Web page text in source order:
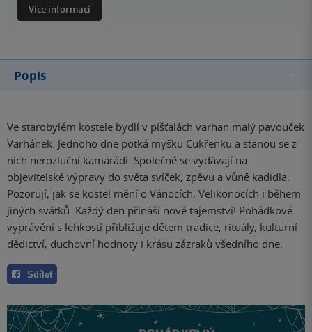
Více informací
Popis
Ve starobylém kostele bydlí v píšťalách varhan malý pavouček
Varhánek. Jednoho dne potká myšku Cukřenku a stanou se z
nich nerozluční kamarádi. Společně se vydávají na
objevitelské výpravy do světa svíček, zpěvu a vůně kadidla.
Pozorují, jak se kostel mění o Vánocích, Velikonocích i během
jiných svátků. Každý den přináší nové tajemství! Pohádkové
vyprávění s lehkostí přibližuje dětem tradice, rituály, kulturní
dědictví, duchovní hodnoty i krásu zázraků všedního dne.
Sdílet